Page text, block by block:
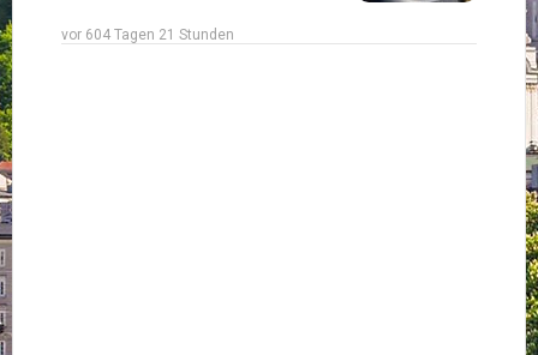
vor 604 Tagen 21 Stunden